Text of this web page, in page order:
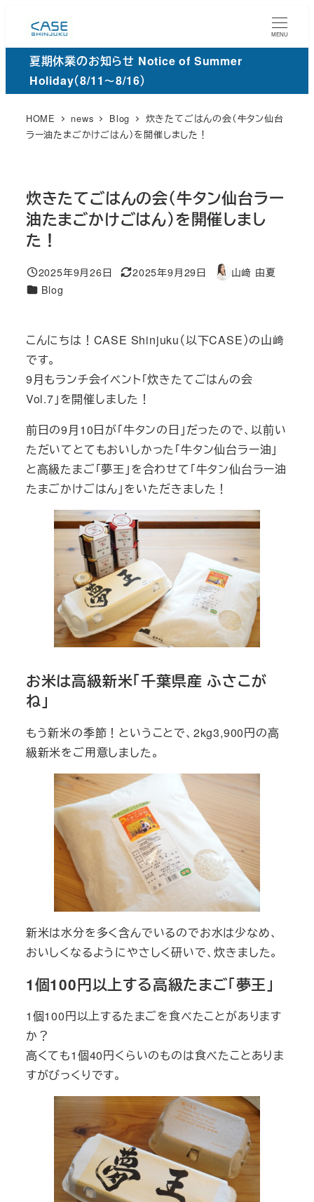
ン
MENU
夏期休業のお知らせ Notice of Summer
Holiday（8/11～8/16）
HOME news Blog
炊きたてごはんの会（牛タン仙台
ラー油たまごかけごはん）を開催しました！
炊きたてごはんの会（牛タン仙台ラー
油たまごかけごはん）を開催しまし
た！
投稿日
2025年9月26日
更
2025年9月29日
著
山﨑 由夏
カ
リ
ー
Blog
こんにちは！CASE Shinjuku（以下CASE）の山﨑
です。
9月もランチ会イベント「炊きたてごはんの会
Vol.7」を開催しました！
前日の9月10日が「牛タンの日」だったので、以前い
ただいてとてもおいしかった「牛タン仙台ラー油」
と高級たまご「夢王」を合わせて「牛タン仙台ラー油
たまごかけごはん」をいただきました！
お米は高級新米「千葉県産 ふさこが
ね」
もう新米の季節！ということで、2kg3,900円の高
級新米をご用意しました。
新米は水分を多く含んでいるのでお水は少なめ、
おいしくなるようにやさしく研いで、炊きました。
1個100円以上する高級たまご「夢王」
1個100円以上するたまごを食べたことがあります
か？
高くても1個40円くらいのものは食べたことありま
すがびっくりです。